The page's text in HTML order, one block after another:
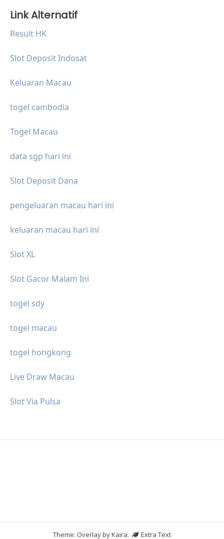
Link Alternatif
Result HK
Slot Deposit Indosat
Keluaran Macau
togel cambodia
Togel Macau
data sgp hari ini
Slot Deposit Dana
pengeluaran macau hari ini
keluaran macau hari ini
Slot XL
Slot Gacor Malam Ini
togel sdy
togel macau
togel hongkong
Live Draw Macau
Slot Via Pulsa
Theme: Overlay byKaira. Extra Text